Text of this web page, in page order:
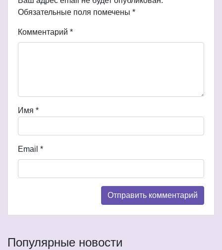
Обязательные поля помечены *
Комментарий *
Имя *
Email *
Популярные новости